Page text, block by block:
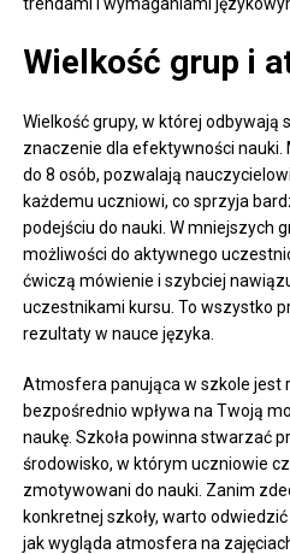
Wielkość grup i
Wielkość grupy, w której odbywają
znaczenie dla efektywności nauki.
do 8 osób, pozwalają
każdemu uczniowi, co sprzyja
podejściu do nauki. W mniejszych
możliwości do aktywnego
ćwiczą mówienie i szybciej
uczestnikami kursu. To wszystko
rezultaty w nauce języka.
Atmosfera panująca w szkole jest
bezpośrednio wpływa na Twoją
naukę. Szkoła powinna stwarzać
środowisko, w którym uczniowie
zmotywowani do nauki. Zanim
konkretnej szkoły, warto
jak wygląda atmosfera na